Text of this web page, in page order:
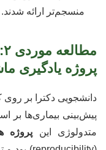
منسجم‌تر ارائه شدند.
پروژه یادگیری
دانشجویی دکترا بر روی
پیش‌بینی بیماری‌ها بر
متدولوژی این پروژه